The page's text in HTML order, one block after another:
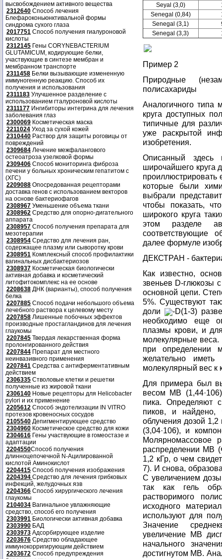
высвобождением активного вещества
2312640 Способ лечения
Блефароконьюнктивальной формы
синдрома сухого глаза
2017751 Способ получения гиалуроновой
кислоты
2312145 Гены CORYNEBACTERIUM
GLUTAMICUM, кодирующие белки,
участвующие в синтезе мембран и
мембранном транспорте
2311458 Белки вызывающие измененную
иммуногенную реакцию. Способ их
получения и использования
2311183 Улучшенное разделение с
использованием гталуроновой кислоты
2311177 Ингибиторы интегрина для лечения
заболевания глаз
2300069 Косметическая маска
2211024 Уход за сухой кожей
2310440 Раствор для защиты роговицы от
повреждений
2309684 Лечение межфалангового
остеоатроза узелковой формы
2309406 Способ мониторинга фиброза
печени у больных хроническим гепатитом с
(ХГС)
2209088 Опосредованная рецепторами
доставка генов с использованием векторов
на основе бактериофагов
2308967 Уменьшение объема ткани
2308962 Средство для опорно-дигательного
аппарата
2308957 Способ получения препарата для
мезотерапии
2308954 Средство для лечения ран,
содержащее плазму или сыворотку крови
2308951 Комплексный способ профилактики
вагинальных дисбактериозов
2308937 Косметическая биологически
активная добавка и косметический
литофитокомплекс на ее основе
2208638 ДНК (варианты), способ получения
белка
2207885 Способ подачи небольшого объема
лечебного раствора к целевому месту
2207858 Лишенные побочных эффектов
производные простагландинов для лечения
глаукомы
2207845 Твердая лекарственная форма
пролонгированного действия
2207844 Препарат для местного
неинвазивного применения
2207841 Средства с антиферментативным
действием
2306335 Стволовые клетки и решетки
полученные из жировой ткани
2306140 Новые рецепторы для Helicobacter
pylori и их применение
2205612 Способ эндотелизации IN VITRO
протезов кровеносных сосудов
2105540 Депигментирующее средство
2304960 Косметическое средство для кожи
2304616 Гены участвующие в гомеостазе и
адаптации
2204550Способ получения
длинноцепочечной N-Ацилированной
кислотой Аминокислот
2204415 Способ получения изображения
2204394 Средство для лечения грибковых
инфекций, желудочных язв
2204366 Способ хирургического лечения
глаукомы
2104034 Вагинальное увлажняющие
средство, способ его получения
2303991 Биологически активная добавка
2303990 БАД
2303973 Адсорбирующее изделие
2203676 Средство обладающее
иммунокорригирующим действием
2203672 Способ предупреждения
Seyal (3,0)
Senegal (0,84)
Senegal (3,1)
Senegal (3,3)
Пример 2
Природные
полисахариды
Аналогичного типа
круга доступных
типичные для
уже раскрытой
изобретения.
Описанный здесь
широчайшего круга
проиллюстрировать
которые были
выбрали
чтобы показать,
широкого круга
этом разделе
соответствующие
далее формуле
ДЕКСТРАН -
Как известно,
звеньев D-глюкозы
основной цепи.
5%. Существуют
доли
-D(1-3)
необходимо еще
плазмы крови, и
молекулярные веса.
при определении
желательно
молекулярный вес к
Для примера был
весом МВ
пика. Определяют
пиков, и найдено,
облучения дозой
(3,04·106), и
Молярномассовое
распределении МВ
1,2 кГр, о чем
7). И снова,
С увеличением
так как гель
растворимого
исходного
используют для
Значение
увеличение МВ
начального
достигнутом МВ.